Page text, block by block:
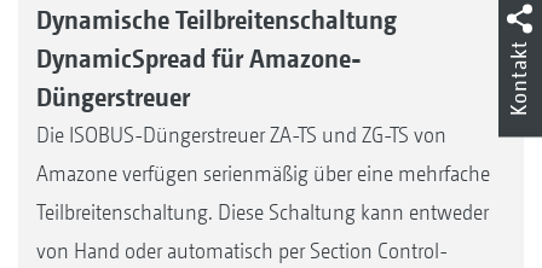
Dynamische Teilbreitenschaltung
DynamicSpread für Amazone-
Düngerstreuer
Die ISOBUS-Düngerstreuer ZA-TS und ZG-TS von
Amazone verfügen serienmäßig über eine mehrfache
Teilbreitenschaltung. Diese Schaltung kann entweder
von Hand oder automatisch per Section Control-
Kontakt